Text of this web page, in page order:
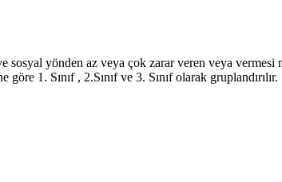
yönden az veya çok zarar veren veya
1. Sınıf , 2.Sınıf ve 3. Sınıf olarak gruplandırılır.